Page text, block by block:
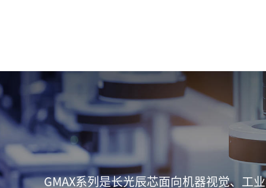
GMAX系列是长光辰芯面向机器视觉、工